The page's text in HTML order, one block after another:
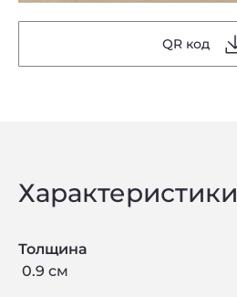
QR код
Характеристики
Толщина
0.9 см